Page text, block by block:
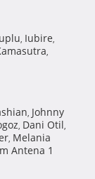
, Iubire,
,
, Johnny
, Dani Otil,
, Melania
Antena 1